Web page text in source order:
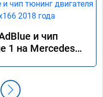
и чип
1 на Mercedes